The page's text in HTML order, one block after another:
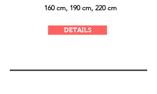
160 cm, 190 cm, 220 cm
DETAILS